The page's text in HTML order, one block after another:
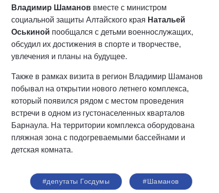
Владимир Шаманов вместе с министром
социальной защиты Алтайского края Натальей
Оськиной пообщался с детьми военнослужащих,
обсудил их достижения в спорте и творчестве,
увлечения и планы на будущее.
Также в рамках визита в регион Владимир Шаманов
побывал на открытии нового летнего комплекса,
который появился рядом с местом проведения
встречи в одном из густонаселенных кварталов
Барнаула. На территории комплекса оборудована
пляжная зона с подогреваемыми бассейнами и
детская комната.
#депутаты Госдумы #Шаманов